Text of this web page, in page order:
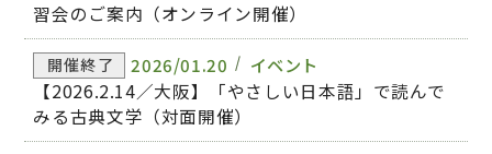
習会のご案内（オンライン開催）
開催終了 2026/01.20 イベント
【2026.2.14／大阪】「やさしい日本語」で読んで
みる古典文学（対面開催）